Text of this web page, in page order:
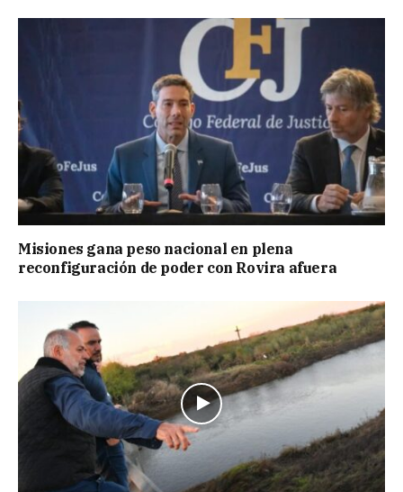
Misiones gana peso nacional en plena
reconfiguración de poder con Rovira afuera